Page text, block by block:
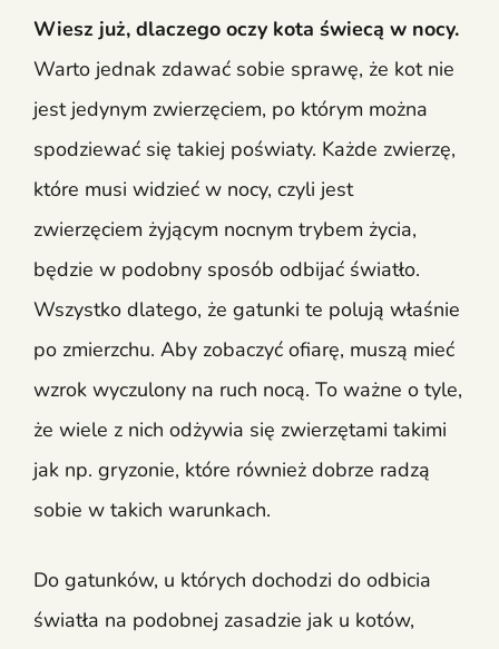
Wiesz już, dlaczego oczy kota świecą w nocy.
Warto jednak zdawać sobie sprawę, że kot nie
jest jedynym zwierzęciem, po którym można
spodziewać się takiej poświaty. Każde zwierzę,
które musi widzieć w nocy, czyli jest
zwierzęciem żyjącym nocnym trybem życia,
będzie w podobny sposób odbijać światło.
Wszystko dlatego, że gatunki te polują właśnie
po zmierzchu. Aby zobaczyć ofiarę, muszą mieć
wzrok wyczulony na ruch nocą. To ważne o tyle,
że wiele z nich odżywia się zwierzętami takimi
jak np. gryzonie, które również dobrze radzą
sobie w takich warunkach.
Do gatunków, u których dochodzi do odbicia
światła na podobnej zasadzie jak u kotów,